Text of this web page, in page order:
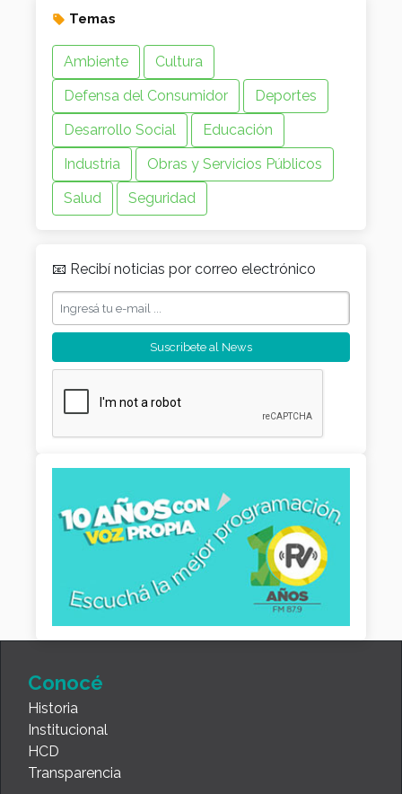
Temas
Ambiente
Cultura
Defensa del Consumidor
Deportes
Desarrollo Social
Educación
Industria
Obras y Servicios Públicos
Salud
Seguridad
📧 Recibí noticias por correo electrónico
Conocé
Historia
Institucional
HCD
Transparencia